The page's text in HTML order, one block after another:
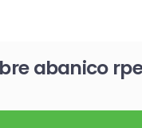
abanico